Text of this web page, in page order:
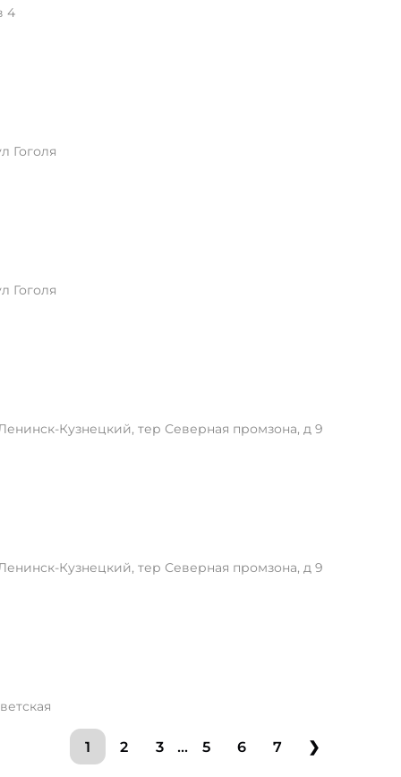
4
Гоголя
Гоголя
Кузнецкий, тер Северная промзона, д 9
Кузнецкий, тер Северная промзона, д 9
1 2 3 ... 5 6 7 ❯